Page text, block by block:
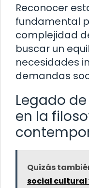
Reconocer
fundamental
complejidad
buscar un
necesidades
demandas
Legado
en la
Quizás
social cultural